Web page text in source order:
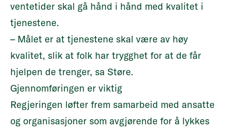
ventetider skal gå hånd i hånd med kvalitet i
tjenestene.
– Målet er at tjenestene skal være av høy
kvalitet, slik at folk har trygghet for at de får
hjelpen de trenger, sa Støre.
Gjennomføringen er viktig
Regjeringen løfter frem samarbeid med ansatte
og organisasjoner som avgjørende for å lykkes